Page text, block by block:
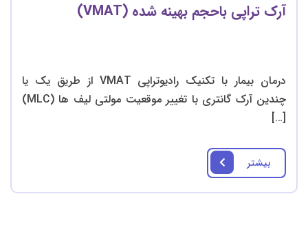
آرک تراپی باحجم بهینه شده (VMAT)
درمان بیمار با تکنیک رادیوتراپی VMAT از طریق یک یا
چندین آرک گانتری با تغییر موقعیت مولتی لیف ها (MLC)
[…]
بیشتر